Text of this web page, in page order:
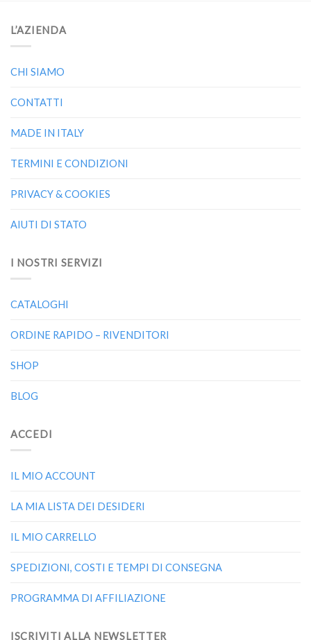
L’AZIENDA
CHI SIAMO
CONTATTI
MADE IN ITALY
TERMINI E CONDIZIONI
PRIVACY & COOKIES
AIUTI DI STATO
I NOSTRI SERVIZI
CATALOGHI
ORDINE RAPIDO – RIVENDITORI
SHOP
BLOG
ACCEDI
IL MIO ACCOUNT
LA MIA LISTA DEI DESIDERI
IL MIO CARRELLO
SPEDIZIONI, COSTI E TEMPI DI CONSEGNA
PROGRAMMA DI AFFILIAZIONE
ISCRIVITI ALLA NEWSLETTER